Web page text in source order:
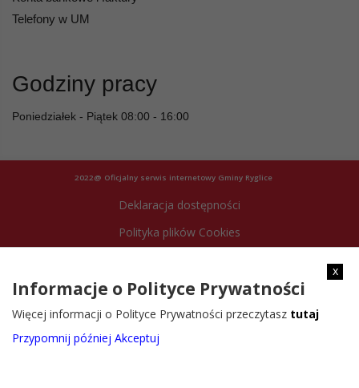
Telefony w UM
Godziny pracy
Poniedziałek - Piątek 08:00 - 16:00
2022@ Oficjalny serwis internetowy Gminy Ryglice
Deklaracja dostępności
Polityka plików Cookies
x
Informacje o Polityce Prywatności
Więcej informacji o Polityce Prywatności przeczytasz tutaj
Przypomnij później Akceptuj